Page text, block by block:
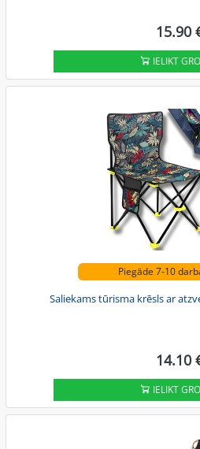
15.90
IELIKT
Piegāde 7-10
Saliekams tūrisma krēsls ar
14.10
IELIKT